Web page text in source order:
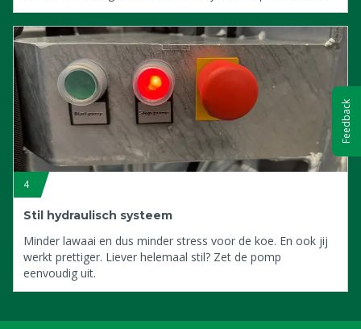
4
Stil hydraulisch systeem
Minder lawaai en dus minder stress voor de koe. En ook jij
werkt prettiger. Liever helemaal stil? Zet de pomp
eenvoudig uit.
Feedback